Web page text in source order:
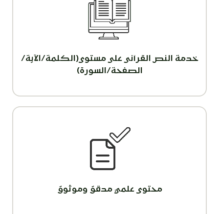
خدمة النص القرآنى على مستوى(الكلمة/الآية/
الصفحة/السورة)
محتوى علمي مدقق وموثوق